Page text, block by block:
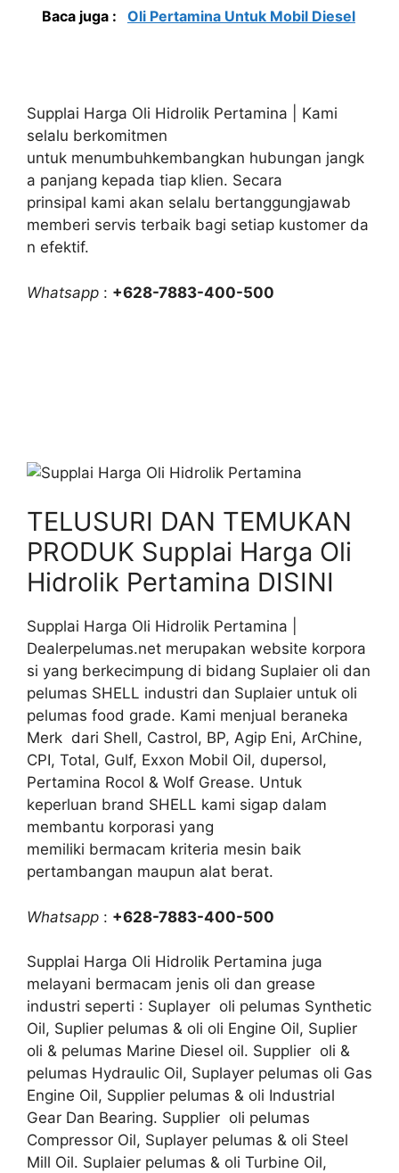
Baca juga : Oli Pertamina Untuk Mobil Diesel
Supplai Harga Oli Hidrolik Pertamina | Kami
selalu berkomitmen
untuk menumbuhkembangkan hubungan jangk
a panjang kepada tiap klien. Secara
prinsipal kami akan selalu bertanggungjawab
memberi servis terbaik bagi setiap kustomer da
n efektif.
Whatsapp : +628-7883-400-500
TELUSURI DAN TEMUKAN
PRODUK Supplai Harga Oli
Hidrolik Pertamina DISINI
Supplai Harga Oli Hidrolik Pertamina |
Dealerpelumas.net merupakan website korpora
si yang berkecimpung di bidang Suplaier oli dan
pelumas SHELL industri dan Suplaier untuk oli
pelumas food grade. Kami menjual beraneka
Merk dari Shell, Castrol, BP, Agip Eni, ArChine,
CPI, Total, Gulf, Exxon Mobil Oil, dupersol,
Pertamina Rocol & Wolf Grease. Untuk
keperluan brand SHELL kami sigap dalam
membantu korporasi yang
memiliki bermacam kriteria mesin baik
pertambangan maupun alat berat.
Whatsapp : +628-7883-400-500
Supplai Harga Oli Hidrolik Pertamina juga
melayani bermacam jenis oli dan grease
industri seperti : Suplayer oli pelumas Synthetic
Oil, Suplier pelumas & oli oli Engine Oil, Suplier
oli & pelumas Marine Diesel oil. Supplier oli &
pelumas Hydraulic Oil, Suplayer pelumas oli Gas
Engine Oil, Supplier pelumas & oli Industrial
Gear Dan Bearing. Supplier oli pelumas
Compressor Oil, Suplayer pelumas & oli Steel
Mill Oil. Suplaier pelumas & oli Turbine Oil,